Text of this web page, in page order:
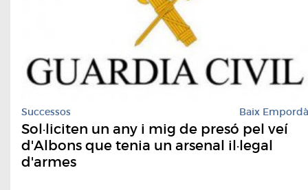
Successos Baix Empordà
Sol·liciten un any i mig de presó pel veí
d'Albons que tenia un arsenal il·legal
d'armes